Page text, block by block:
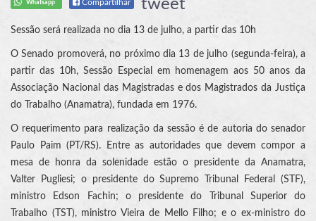
Whatsapp Compartilhar tweet
Sessão será realizada no dia 13 de julho, a partir das 10h
O Senado promoverá, no próximo dia 13 de julho (segunda-feira), a
partir das 10h, Sessão Especial em homenagem aos 50 anos da
Associação Nacional das Magistradas e dos Magistrados da Justiça
do Trabalho (Anamatra), fundada em 1976.
O requerimento para realização da sessão é de autoria do senador
Paulo Paim (PT/RS). Entre as autoridades que devem compor a
mesa de honra da solenidade estão o presidente da Anamatra,
Valter Pugliesi; o presidente do Supremo Tribunal Federal (STF),
ministro Edson Fachin; o presidente do Tribunal Superior do
Trabalho (TST), ministro Vieira de Mello Filho; e o ex-ministro do